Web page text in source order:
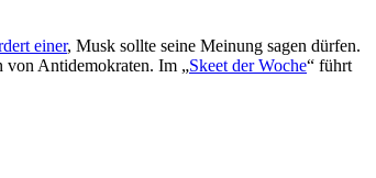
einer, Musk sollte seine Meinung sagen dürfen.
von Antidemokraten. Im „Skeet der Woche“ führt